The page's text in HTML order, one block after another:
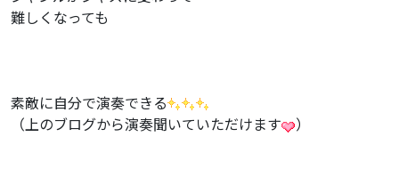
難しくなっても
素敵に自分で演奏できる
（上のブログから演奏聞いていただけます
）